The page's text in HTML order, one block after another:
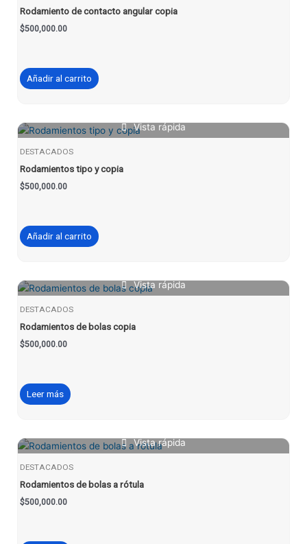
Rodamiento de contacto angular copia
$500,000.00
Añadir al carrito
Vista rápida
DESTACADOS
Rodamientos tipo y copia
$500,000.00
Añadir al carrito
Vista rápida
DESTACADOS
Rodamientos de bolas copia
$500,000.00
Leer más
Vista rápida
DESTACADOS
Rodamientos de bolas a rótula
$500,000.00